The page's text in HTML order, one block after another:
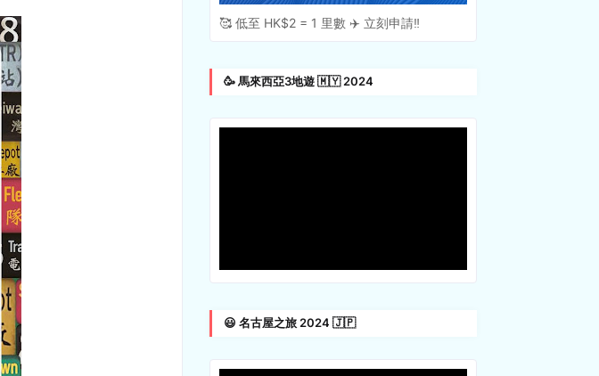
🥰 低至 HK$2 = 1 里數 ✈️ 立刻申請‼️
🥳 馬來西亞3地遊 🇲🇾 2024
😃 名古屋之旅 2024 🇯🇵